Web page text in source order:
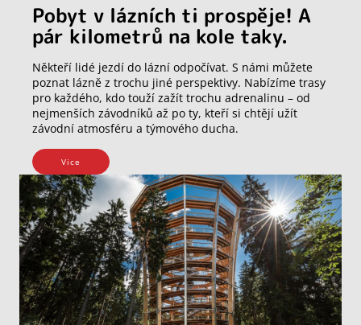
Pobyt v lázních ti prospěje! A
pár kilometrů na kole taky.
Někteří lidé jezdí do lázní odpočívat. S námi můžete
poznat lázně z trochu jiné perspektivy. Nabízíme trasy
pro každého, kdo touží zažít trochu adrenalinu – od
nejmenších závodníků až po ty, kteří si chtějí užít
závodní atmosféru a týmového ducha.
Vice